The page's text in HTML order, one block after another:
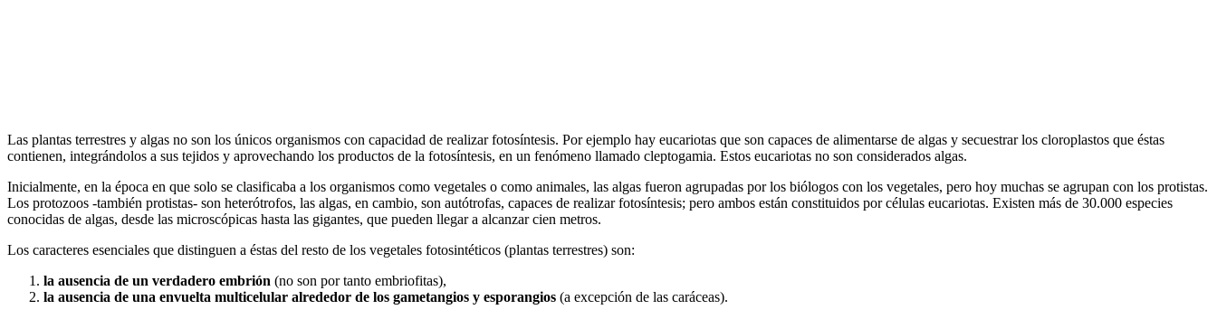
Las plantas terrestres y algas no son los únicos organismos con capacidad de realizar fotosíntesis. Por ejemplo hay eucariotas que son capaces de alimentarse de algas y secuestrar los cloroplastos que éstas
contienen, integrándolos a sus tejidos y aprovechando los productos de la fotosíntesis, en un fenómeno llamado cleptogamia. Estos eucariotas no son considerados algas.
Inicialmente, en la época en que solo se clasificaba a los organismos como vegetales o como animales, las algas fueron agrupadas por los biólogos con los vegetales, pero hoy muchas se agrupan con los protistas.
Los protozoos -también protistas- son heterótrofos, las algas, en cambio, son autótrofas, capaces de realizar fotosíntesis; pero ambos están constituidos por células eucariotas. Existen más de 30.000 especies
conocidas de algas, desde las microscópicas hasta las gigantes, que pueden llegar a alcanzar cien metros.
Los caracteres esenciales que distinguen a éstas del resto de los vegetales fotosintéticos (plantas terrestres) son:
la ausencia de un verdadero embrión (no son por tanto embriofitas),
la ausencia de una envuelta multicelular alrededor de los gametangios y esporangios (a excepción de las caráceas).